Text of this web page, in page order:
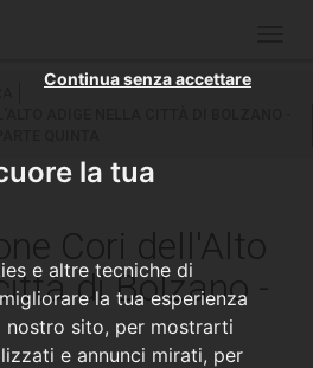
la tua
e altre tecniche di
la tua esperienza
nostro sito, per mostrarti
e annunci mirati, per
Continua senza accettare
Cori dell'Alto
di Bolzano -